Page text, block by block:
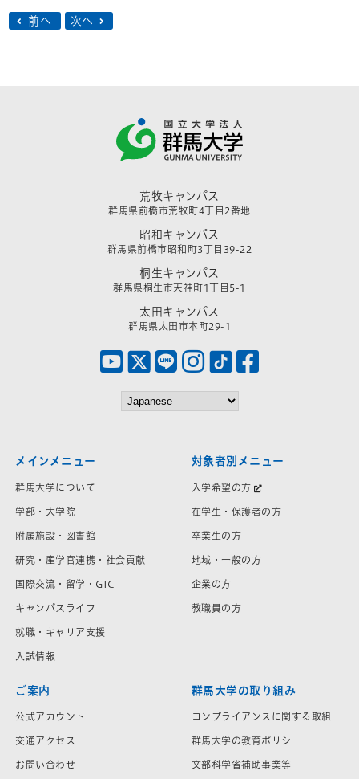
前へ 次へ
荒牧キャンパス
群馬県前橋市荒牧町4丁目2番地
昭和キャンパス
群馬県前橋市昭和町3丁目39-22
桐生キャンパス
群馬県桐生市天神町1丁目5-1
太田キャンパス
群馬県太田市本町29-1
メインメニュー
群馬大学について
学部・大学院
附属施設・図書館
研究・産学官連携・社会貢献
国際交流・留学・GIC
キャンパスライフ
就職・キャリア支援
入試情報
対象者別メニュー
入学希望の方
在学生・保護者の方
卒業生の方
地域・一般の方
企業の方
教職員の方
ご案内
公式アカウント
交通アクセス
お問い合わせ
群馬大学の取り組み
コンプライアンスに関する取組
群馬大学の教育ポリシー
文部科学省補助事業等